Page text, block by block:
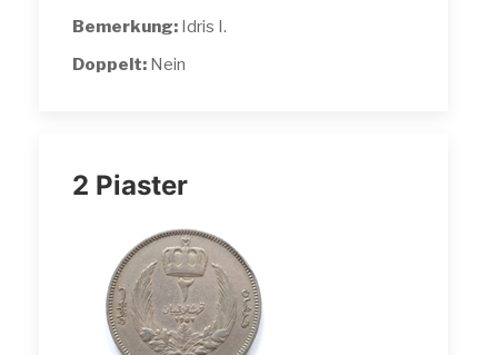
Bemerkung: Idris I.
Doppelt: Nein
2 Piaster